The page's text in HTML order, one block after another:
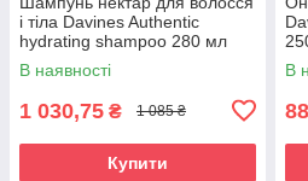
і тіла Davines Authentic
hydrating shampoo 280 мл
В наявності
1 030,75 ₴ 1 085 ₴
Купити
В